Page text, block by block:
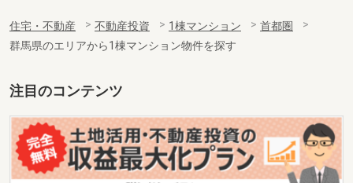
住宅・不動産 不動産投資 1棟マンション
首都圏
群馬県のエリアから1棟マンション物件を探す
注目のコンテンツ